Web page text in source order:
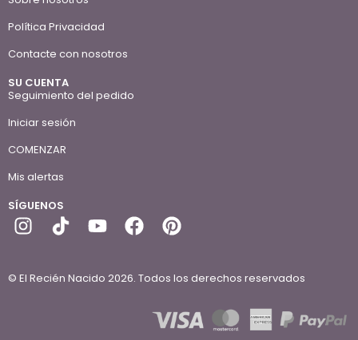
Política Privacidad
Contacte con nosotros
SU CUENTA
Seguimiento del pedido
Iniciar sesión
COMENZAR
Mis alertas
SÍGUENOS
© El Recién Nacido 2026. Todos los derechos reservados